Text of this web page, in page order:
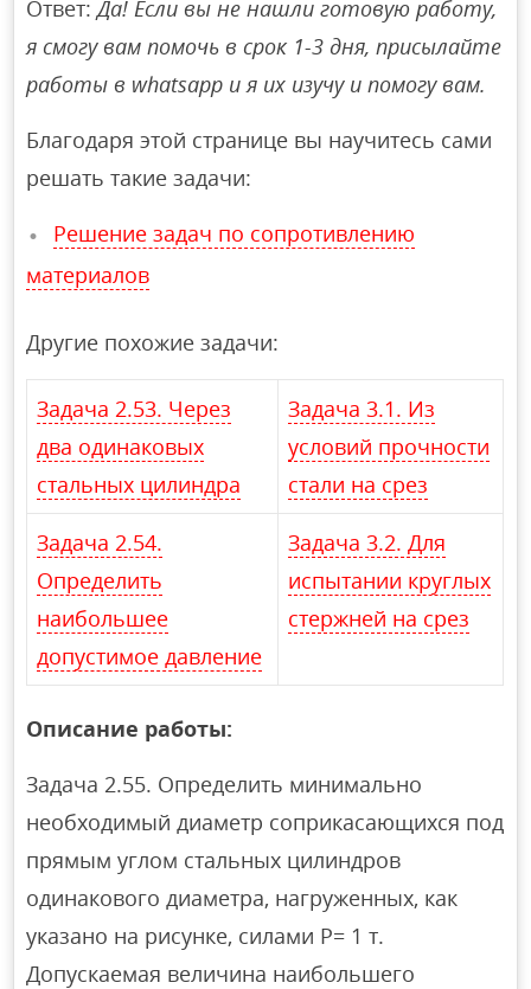
Ответ:Да! Если вы не нашли готовую работу,
я смогу вам помочь в срок 1-3 дня, присылайте
работы в whatsapp и я их изучу и помогу вам.
Благодаря этой странице вы научитесь сами
решать такие задачи:
Решение задач по сопротивлению
материалов
Другие похожие задачи:
Задача 2.53. Через
два одинаковых
стальных цилиндра
Задача 3.1. Из
условий прочности
стали на срез
Задача 2.54.
Определить
наибольшее
допустимое давление
Задача 3.2. Для
испытании круглых
стержней на срез
Описание работы:
Задача 2.55. Определить минимально
необходимый диаметр соприкасающихся под
прямым углом стальных цилиндров
одинакового диаметра, нагруженных, как
указано на рисунке, силами Р= 1 т.
Допускаемая величина наибольшего